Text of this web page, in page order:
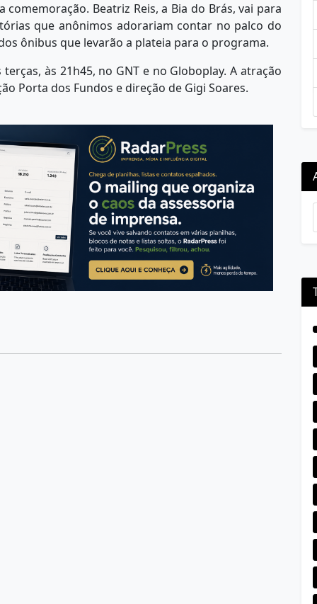
Beatriz Reis, a Bia do Brás, vai para
que anônimos adorariam contar no palco do
ônibus que levarão a plateia para o programa.
às 21h45, no GNT e no Globoplay. A atração
Porta dos Fundos e direção de Gigi Soares.